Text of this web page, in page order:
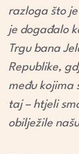
razloga što
je događalo
Trgu bana
Republike,
među kojima
taj – htjeli
obilježile